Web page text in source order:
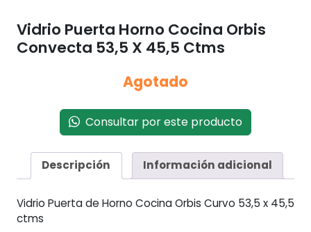
Vidrio Puerta Horno Cocina Orbis
Convecta 53,5 X 45,5 Ctms
Agotado
Consultar por este producto
Descripción Información adicional
Vidrio Puerta de Horno Cocina Orbis Curvo 53,5 x 45,5
ctms